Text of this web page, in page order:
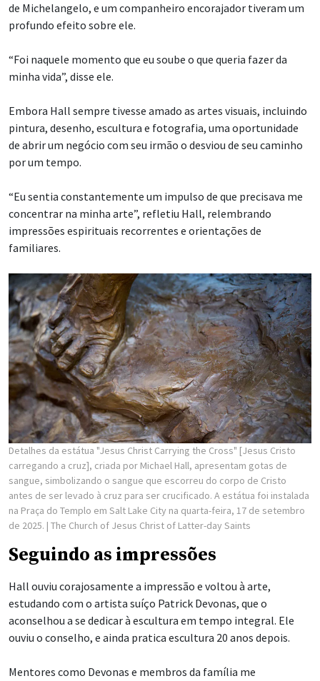
de Michelangelo, e um companheiro encorajador tiveram um
profundo efeito sobre ele.
“Foi naquele momento que eu soube o que queria fazer da
minha vida”, disse ele.
Embora Hall sempre tivesse amado as artes visuais, incluindo
pintura, desenho, escultura e fotografia, uma oportunidade
de abrir um negócio com seu irmão o desviou de seu caminho
por um tempo.
“Eu sentia constantemente um impulso de que precisava me
concentrar na minha arte”, refletiu Hall, relembrando
impressões espirituais recorrentes e orientações de
familiares.
Detalhes da estátua "Jesus Christ Carrying the Cross" [Jesus Cristo
carregando a cruz], criada por Michael Hall, apresentam gotas de
sangue, simbolizando o sangue que escorreu do corpo de Cristo
antes de ser levado à cruz para ser crucificado. A estátua foi instalada
na Praça do Templo em Salt Lake City na quarta-feira, 17 de setembro
de 2025. | The Church of Jesus Christ of Latter-day Saints
Seguindo as impressões
Hall ouviu corajosamente a impressão e voltou à arte,
estudando com o artista suíço Patrick Devonas, que o
aconselhou a se dedicar à escultura em tempo integral. Ele
ouviu o conselho, e ainda pratica escultura 20 anos depois.
Mentores como Devonas e membros da família me